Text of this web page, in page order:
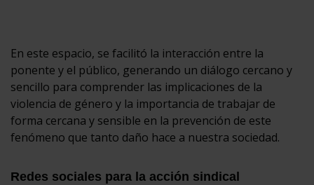
En este espacio, se facilitó la interacción entre la
ponente y el público, generando un diálogo cercano y
sencillo para comprender las implicaciones de la
violencia de género y la importancia de trabajar de
forma cercana y sensible en la prevención de este
fenómeno que tanto daño hace a nuestra sociedad.
Redes sociales para la acción sindical